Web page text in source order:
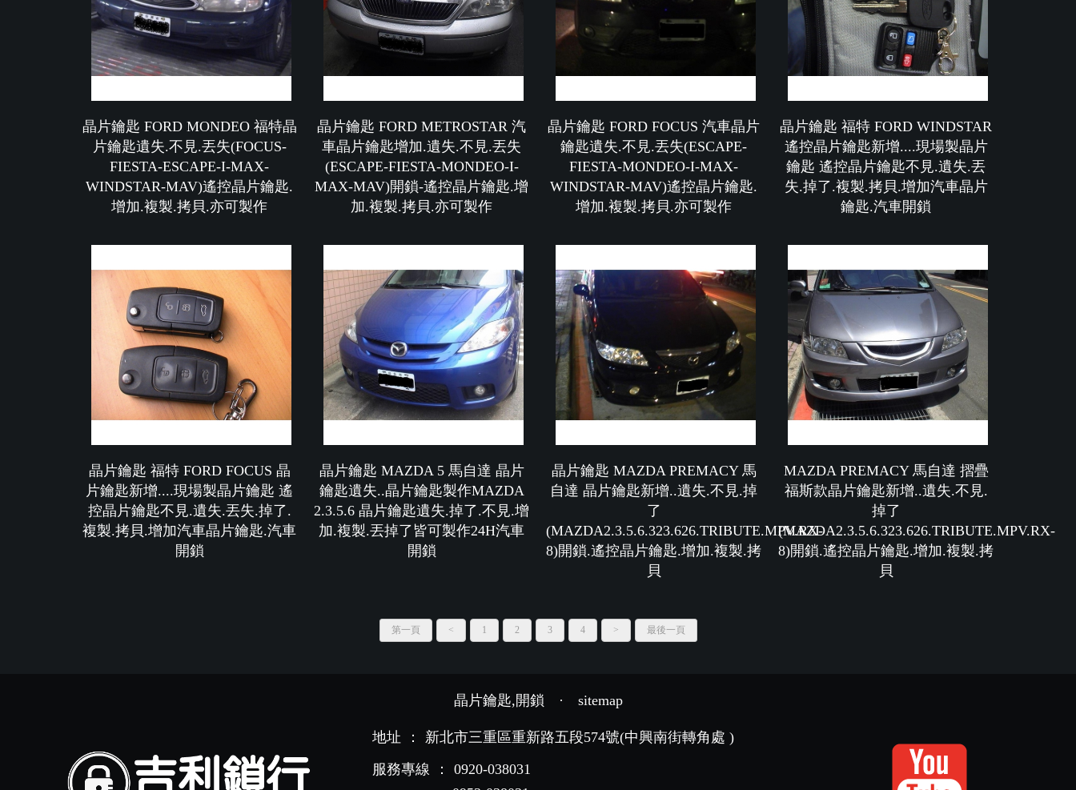
晶片鑰匙 FORD MONDEO 福特晶
片鑰匙遺失.不見.丟失(FOCUS-
FIESTA-ESCAPE-I-MAX-
WINDSTAR-MAV)遙控晶片鑰匙.
增加.複製.拷貝.亦可製作
晶片鑰匙 FORD METROSTAR 汽
車晶片鑰匙增加.遺失.不見.丟失
(ESCAPE-FIESTA-MONDEO-I-
MAX-MAV)開鎖-遙控晶片鑰匙.增
加.複製.拷貝.亦可製作
晶片鑰匙 FORD FOCUS 汽車晶片
鑰匙遺失.不見.丟失(ESCAPE-
FIESTA-MONDEO-I-MAX-
WINDSTAR-MAV)遙控晶片鑰匙.
增加.複製.拷貝.亦可製作
晶片鑰匙 福特 FORD WINDSTAR
遙控晶片鑰匙新增....現場製晶片
鑰匙 遙控晶片鑰匙不見.遺失.丟
失.掉了.複製.拷貝.增加汽車晶片
鑰匙.汽車開鎖
晶片鑰匙 福特 FORD FOCUS 晶
片鑰匙新增....現場製晶片鑰匙 遙
控晶片鑰匙不見.遺失.丟失.掉了.
複製.拷貝.增加汽車晶片鑰匙.汽車
開鎖
晶片鑰匙 MAZDA 5 馬自達 晶片
鑰匙遺失..晶片鑰匙製作MAZDA
2.3.5.6 晶片鑰匙遺失.掉了.不見.增
加.複製.丟掉了皆可製作24H汽車
開鎖
晶片鑰匙 MAZDA PREMACY 馬
自達 晶片鑰匙新增..遺失.不見.掉
了
(MAZDA2.3.5.6.323.626.TRIBUTE.MPV.RX-
8)開鎖.遙控晶片鑰匙.增加.複製.拷
貝
MAZDA PREMACY 馬自達 摺疊
福斯款晶片鑰匙新增..遺失.不見.
掉了
(MAZDA2.3.5.6.323.626.TRIBUTE.MPV.RX-
8)開鎖.遙控晶片鑰匙.增加.複製.拷
貝
第一頁 < 1 2 3 4 > 最後一頁
晶片鑰匙,開鎖 · sitemap
地址 ：
新北市三重區重新路五段574號(中興南街轉角處 )
服務專線
：
0920-038031